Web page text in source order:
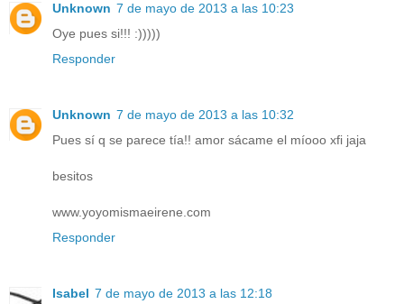
Unknown 7 de mayo de 2013 a las 10:23
Oye pues si!!! :)))))
Responder
Unknown 7 de mayo de 2013 a las 10:32
Pues sí q se parece tía!! amor sácame el míooo xfi jaja
besitos
www.yoyomismaeirene.com
Responder
Isabel 7 de mayo de 2013 a las 12:18